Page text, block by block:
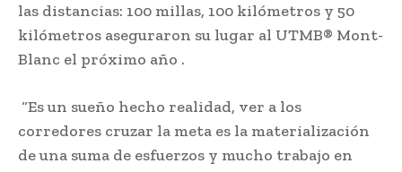
las distancias: 100 millas, 100 kilómetros y 50
kilómetros aseguraron su lugar al UTMB® Mont-
Blanc el próximo año .
“Es un sueño hecho realidad, ver a los
corredores cruzar la meta es la materialización
de una suma de esfuerzos y mucho trabajo en